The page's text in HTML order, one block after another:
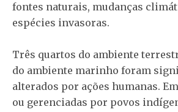
fontes naturais, mudanças
espécies invasoras.
Três quartos do ambiente
do ambiente marinho foram
alterados por ações humanas. Em
ou gerenciadas por povos